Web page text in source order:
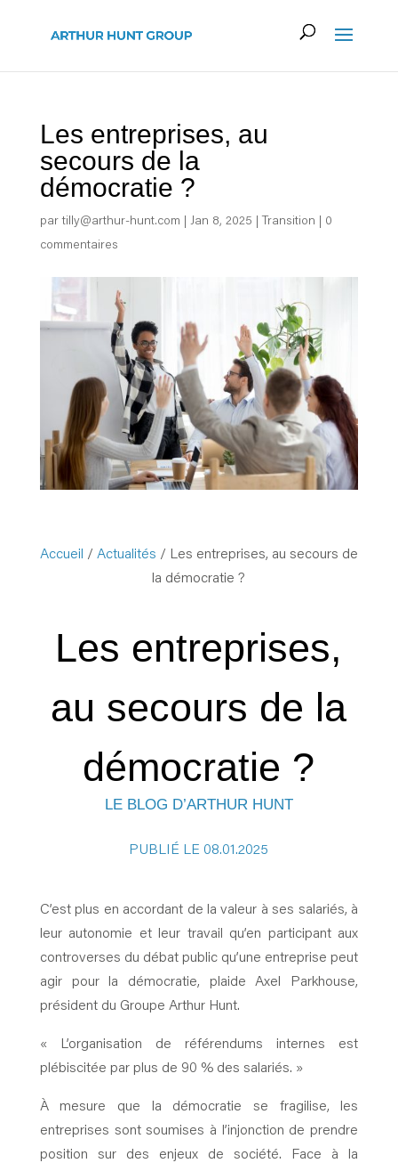
Les entreprises, au
secours de la
démocratie ?
partilly@arthur-hunt.com Jan 8, 2025 Transition
0
commentaires
Accueil / Actualités / Les entreprises, au secours de
la démocratie ?
Les entreprises,
au secours de la
démocratie ?
LE BLOG D’ARTHUR HUNT
PUBLIÉ LE 08.01.2025
C’est plus en accordant de la valeur à ses salariés, à
leur autonomie et leur travail qu’en participant aux
controverses du débat public qu’une entreprise peut
agir pour la démocratie, plaide Axel Parkhouse,
président du Groupe Arthur Hunt.
« L’organisation de référendums internes est
plébiscitée par plus de 90 % des salariés. »
À mesure que la démocratie se fragilise, les
entreprises sont soumises à l’injonction de prendre
position sur des enjeux de société. Face à la